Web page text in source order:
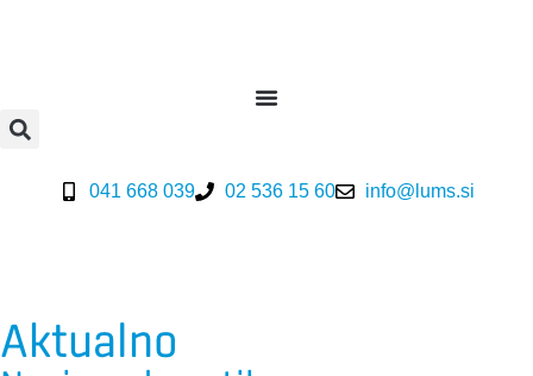
041 668 039 02 536 15 60 info@lums.si
Aktualno